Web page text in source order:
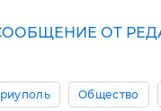
ОТ
Общество